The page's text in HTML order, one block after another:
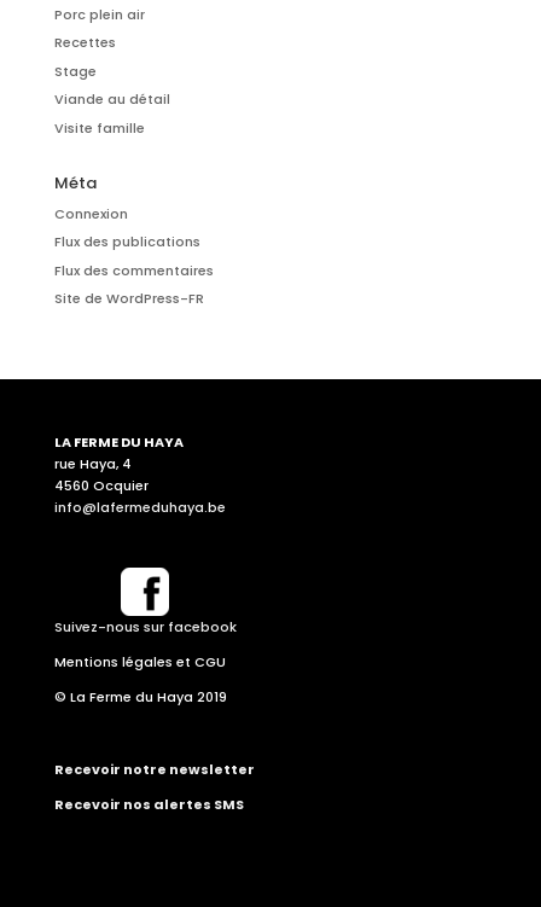
Porc plein air
Recettes
Stage
Viande au détail
Visite famille
Méta
Connexion
Flux des publications
Flux des commentaires
Site de WordPress-FR
LA FERME DU HAYA
rue Haya, 4
4560 Ocquier
info@lafermeduhaya.be
Suivez-nous sur facebook
Mentions légales et CGU
© La Ferme du Haya 2019
Recevoir notre newsletter
Recevoir nos alertes SMS